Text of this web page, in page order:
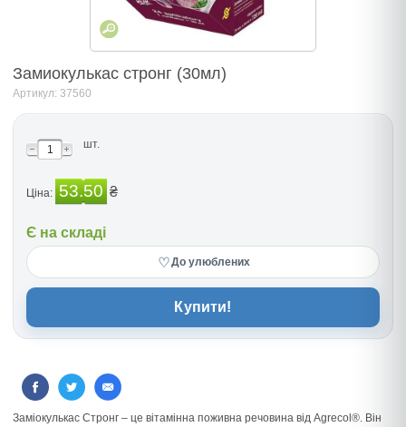
Замиокулькас стронг (30мл)
Артикул: 37560
шт.
Ціна: 53.50 ₴
Є на складі
♡До улюблених
Купити!
Заміокулькас Стронг – це вітамінна поживна речовина від Agrecol®. Він